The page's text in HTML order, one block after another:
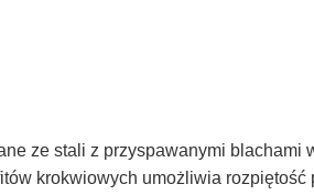
ze stali z przyspawanymi blachami
krokwiowych umożliwia